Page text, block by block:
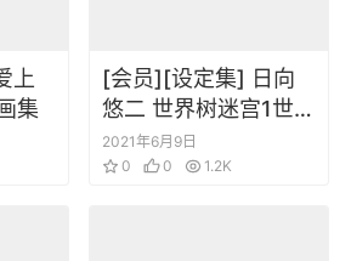
上
集
[会员][设定集] 日向
悠二 世界树迷宫1世界
树迷宫2：诸王的圣杯
设定资料集
2021年6月9日
0
0 1.2K